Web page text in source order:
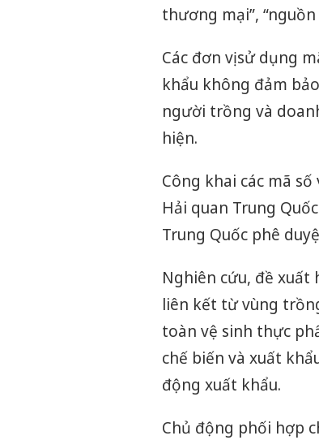
thương mại”, “nguồn
Các đơn vị sử dụng
khẩu không đảm
người trồng và
hiện.
Công khai các mã
Hải quan Trung
Trung Quốc phê
Nghiên cứu, đề xuất
liên kết từ vùng
toàn vệ sinh thực
chế biến và xuất
động xuất khẩu.
Chủ động phối hợp